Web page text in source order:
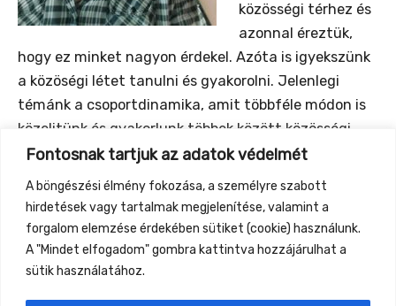
Fontosnak tartjuk az adatok védelmét
A böngészési élmény fokozása, a személyre szabott
hirdetések vagy tartalmak megjelenítése, valamint a
forgalom elemzése érdekében sütiket (cookie) használunk.
A "Mindet elfogadom" gombra kattintva hozzájárulhat a
sütik használatához.
közösségi térhez és
azonnal éreztük,
hogy ez minket nagyon érdekel. Azóta is igyekszünk
a közöségi létet tanulni és gyakorolni. Jelenlegi
témánk a csoportdinamika, amit többféle módon is
közelitünk és gyakorlunk többek között közösségi
jógával, azaz különleges, csoportos ászanákkal, ahol
megosztjuk energiáinkat.
Most olyan kapcsolódásra hivunk benneteket, ahol
szavak és iránymutatás nélkül gyakorolhatjuk a
kapcsolódást különféle módokon.